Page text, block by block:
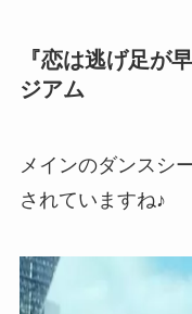
『恋は逃げ足が
ジアム
メインのダンスシ
されていますね♪